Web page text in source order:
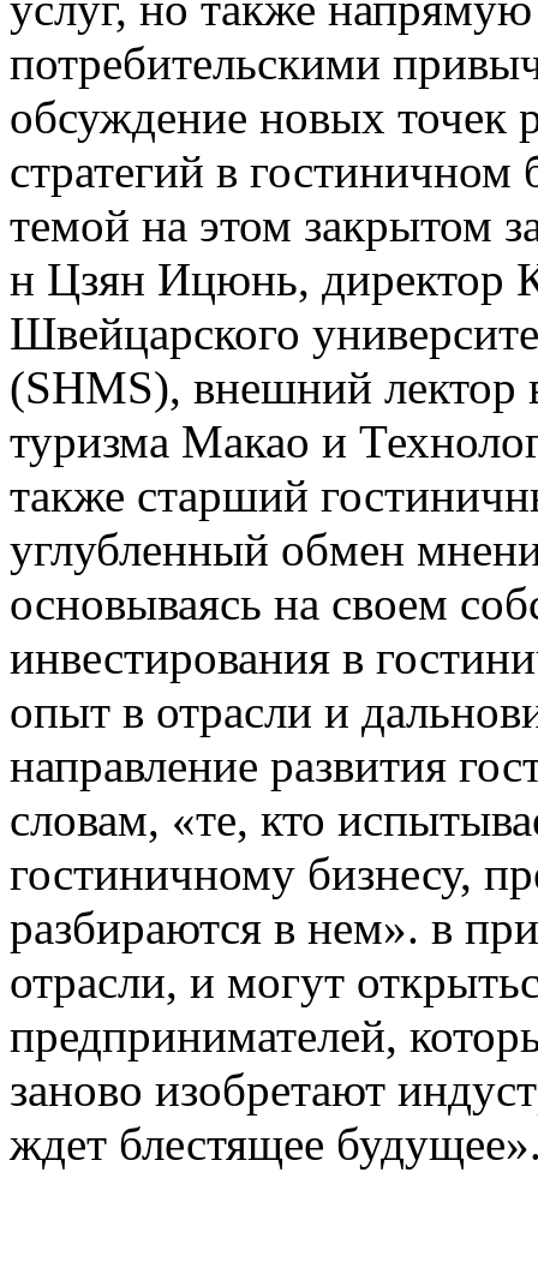
потребительскими
обсуждение новых точек
стратегий в гостиничном
темой на этом закрытом
н Цзян Ицюнь, директор
Швейцарского
(SHMS), внешний лектор
туризма Макао и
также старший
углубленный обмен
основываясь на своем
инвестирования в
опыт в отрасли и
направление развития
словам, «те, кто
гостиничному бизнесу,
разбираются в нем». в
отрасли, и могут
предпринимателей,
заново изобретают
ждет блестящее